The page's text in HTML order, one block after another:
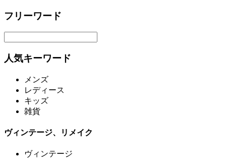
フリーワード
人気キーワード
メンズ
レディース
キッズ
雑貨
ヴィンテージ、リメイク
ヴィンテージ